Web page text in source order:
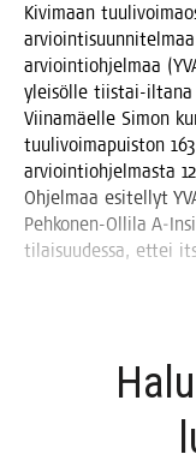
Kivi­maan
arvioin­tioh­jel­maa
ylei­söl­le tiis­tai-ilta­na
Vii­na­mäel­le Simon
tuu­li­voi­ma­puis­ton
arvioin­tioh­jel­mas­ta
Ohjel­maa esi­tel­lyt
Peh­ko­nen-Olli­la
tilai­suu­des­sa, ettei